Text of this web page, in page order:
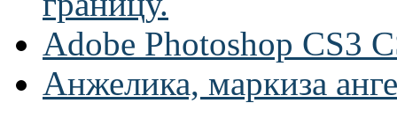
Adobe Photoshop CS3
Анжелика, маркиза